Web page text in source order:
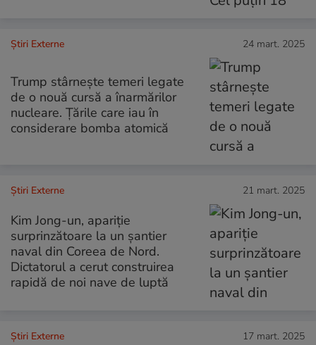
Știri Externe 24 mart. 2025
Trump stârnește temeri legate
de o nouă cursă a înarmărilor
nucleare. Țările care iau în
considerare bomba atomică
Știri Externe 21 mart. 2025
Kim Jong-un, apariție
surprinzătoare la un șantier
naval din Coreea de Nord.
Dictatorul a cerut construirea
rapidă de noi nave de luptă
Știri Externe 17 mart. 2025